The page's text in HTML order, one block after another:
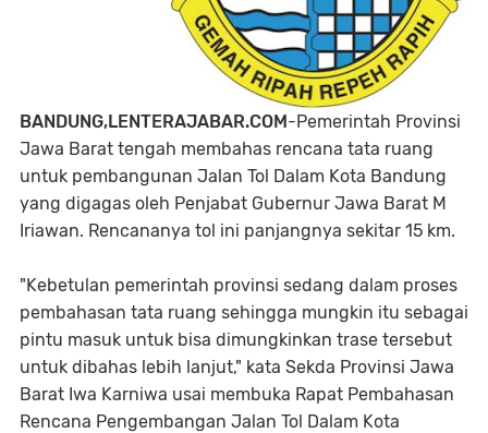
BANDUNG,LENTERAJABAR.COM-Pemerintah Provinsi
Jawa Barat tengah membahas rencana tata ruang
untuk pembangunan Jalan Tol Dalam Kota Bandung
yang digagas oleh Penjabat Gubernur Jawa Barat M
Iriawan. Rencananya tol ini panjangnya sekitar 15 km.
"Kebetulan pemerintah provinsi sedang dalam proses
pembahasan tata ruang sehingga mungkin itu sebagai
pintu masuk untuk bisa dimungkinkan trase tersebut
untuk dibahas lebih lanjut," kata Sekda Provinsi Jawa
Barat Iwa Karniwa usai membuka Rapat Pembahasan
Rencana Pengembangan Jalan Tol Dalam Kota